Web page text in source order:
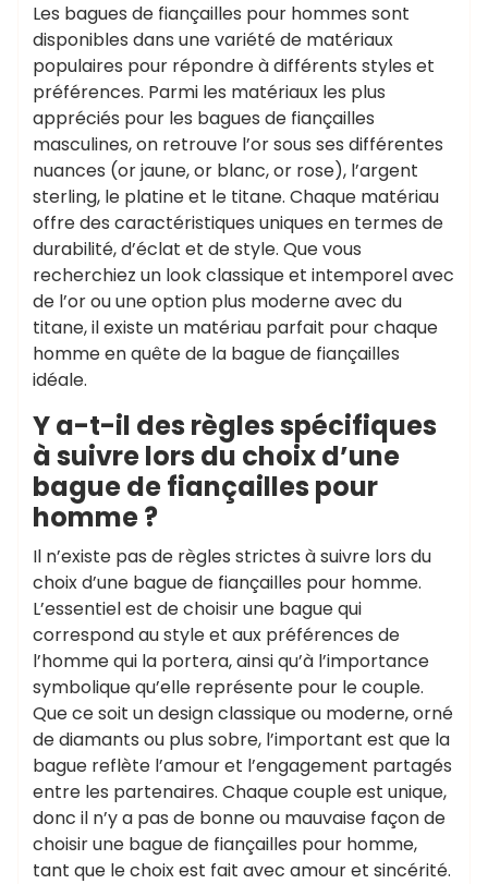
Les bagues de fiançailles pour hommes sont
disponibles dans une variété de matériaux
populaires pour répondre à différents styles et
préférences. Parmi les matériaux les plus
appréciés pour les bagues de fiançailles
masculines, on retrouve l’or sous ses différentes
nuances (or jaune, or blanc, or rose), l’argent
sterling, le platine et le titane. Chaque matériau
offre des caractéristiques uniques en termes de
durabilité, d’éclat et de style. Que vous
recherchiez un look classique et intemporel avec
de l’or ou une option plus moderne avec du
titane, il existe un matériau parfait pour chaque
homme en quête de la bague de fiançailles
idéale.
Y a-t-il des règles spécifiques
à suivre lors du choix d’une
bague de fiançailles pour
homme ?
Il n’existe pas de règles strictes à suivre lors du
choix d’une bague de fiançailles pour homme.
L’essentiel est de choisir une bague qui
correspond au style et aux préférences de
l’homme qui la portera, ainsi qu’à l’importance
symbolique qu’elle représente pour le couple.
Que ce soit un design classique ou moderne, orné
de diamants ou plus sobre, l’important est que la
bague reflète l’amour et l’engagement partagés
entre les partenaires. Chaque couple est unique,
donc il n’y a pas de bonne ou mauvaise façon de
choisir une bague de fiançailles pour homme,
tant que le choix est fait avec amour et sincérité.